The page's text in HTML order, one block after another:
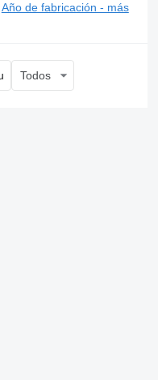
Año de fabricación - más
Todos